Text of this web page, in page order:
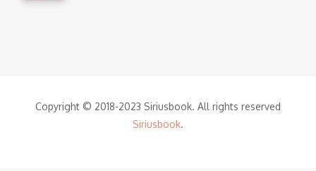
Copyright © 2018-2023 Siriusbook. All rights reserved
Siriusbook.